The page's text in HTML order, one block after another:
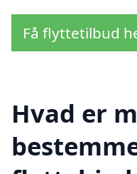
Få flyttetilbud
Hvad er